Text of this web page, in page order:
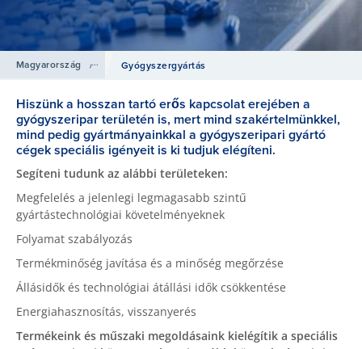
Magyarország / Iparágak
Gyógyszergyártás
Hiszünk a hosszan tartó erős kapcsolat erejében a
gyógyszeripar területén is, mert mind szakértelmünkkel,
mind pedig gyártmányainkkal a gyógyszeripari gyártó
cégek speciális igényeit is ki tudjuk elégíteni.
Segíteni tudunk az alábbi területeken:
Megfelelés a jelenlegi legmagasabb szintű
gyártástechnológiai követelményeknek
Folyamat szabályozás
Termékminőség javítása és a minőség megőrzése
Állásidők és technológiai átállási idők csökkentése
Energiahasznosítás, visszanyerés
Termékeink és műszaki megoldásaink kielégítik a speciális